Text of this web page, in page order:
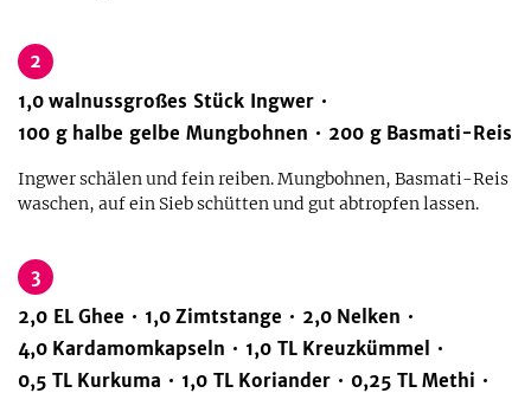
2
1,0 walnussgroßes Stück Ingwer
100 g halbe gelbe Mungbohnen 200 g Basmati-Reis
Ingwer schälen und fein reiben. Mungbohnen, Basmati-Reis
waschen, auf ein Sieb schütten und gut abtropfen lassen.
3
2,0 EL Ghee 1,0 Zimtstange 2,0 Nelken
4,0 Kardamomkapseln 1,0 TL Kreuzkümmel
0,5 TL Kurkuma 1,0 TL Koriander 0,25 TL Methi